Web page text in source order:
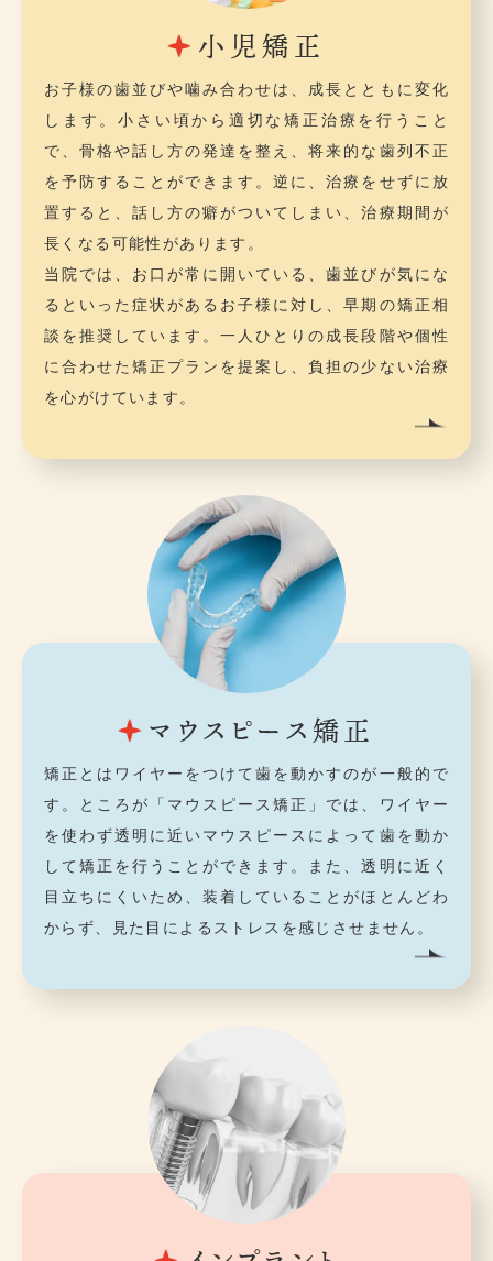
小児矯正
お子様の歯並びや噛み合わせは、成長とともに変化
します。小さい頃から適切な矯正治療を行うこと
で、骨格や話し方の発達を整え、将来的な歯列不正
を予防することができます。逆に、治療をせずに放
置すると、話し方の癖がついてしまい、治療期間が
長くなる可能性があります。
当院では、お口が常に開いている、歯並びが気にな
るといった症状があるお子様に対し、早期の矯正相
談を推奨しています。一人ひとりの成長段階や個性
に合わせた矯正プランを提案し、負担の少ない治療
を心がけています。
マウスピース矯正
矯正とはワイヤーをつけて歯を動かすのが一般的で
す。ところが「マウスピース矯正」では、ワイヤー
を使わず透明に近いマウスピースによって歯を動か
して矯正を行うことができます。また、透明に近く
目立ちにくいため、装着していることがほとんどわ
からず、見た目によるストレスを感じさせません。